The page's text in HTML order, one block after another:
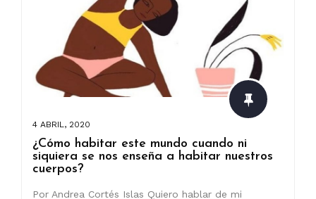
4 ABRIL, 2020
¿Cómo habitar este mundo cuando ni
siquiera se nos enseña a habitar nuestros
cuerpos?
Por Andrea Cortés Islas Quiero hablar de mi